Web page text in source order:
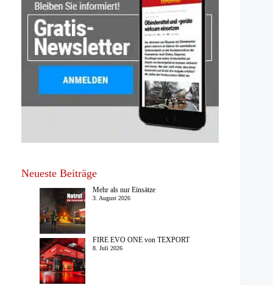
Neueste Beiträge
Mehr als nur Einsätze
3. August 2026
FIRE EVO ONE von TEXPORT
8. Juli 2026